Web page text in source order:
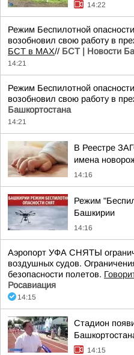
14:22
Режим Беспилотной
возобновил свою работу в
БСТ в МАХ// БСТ | Новости
14:21
Режим Беспилотной
возобновил свою работу в
Башкортостана
14:21
В Реестре
имена
14:16
Режим
Башкирии
14:16
Аэропорт УФА СНЯТЫ
воздушных судов.
безопасности полетов.
Росавиация
14:15
Стадион
14:15